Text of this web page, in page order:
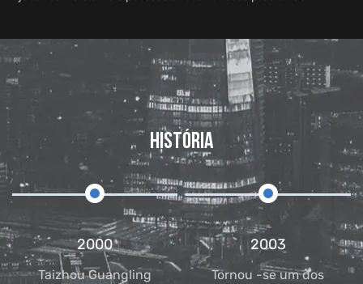
HISTÓRIA
2000
Taizhou Guangling
2003
Tornou -se um dos